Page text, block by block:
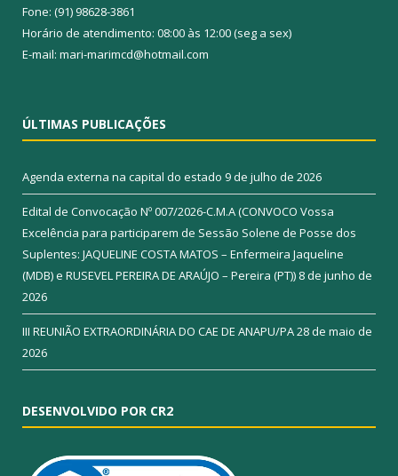
Fone: (91) 98628-3861
Horário de atendimento: 08:00 às 12:00 (seg a sex)
E-mail: mari-marimcd@hotmail.com
ÚLTIMAS PUBLICAÇÕES
Agenda externa na capital do estado 9 de julho de 2026
Edital de Convocação Nº 007/2026-C.M.A (CONVOCO Vossa
Excelência para participarem de Sessão Solene de Posse dos
Suplentes: JAQUELINE COSTA MATOS – Enfermeira Jaqueline
(MDB) e RUSEVEL PEREIRA DE ARAÚJO – Pereira (PT)) 8 de junho de
2026
III REUNIÃO EXTRAORDINÁRIA DO CAE DE ANAPU/PA28 de maio de
2026
DESENVOLVIDO POR CR2